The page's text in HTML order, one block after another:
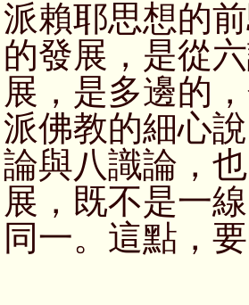
派賴耶思想的
的發展，是從
展，是多邊的
派佛教的細心
論與八識論，
展，既不是一
同一。這點，